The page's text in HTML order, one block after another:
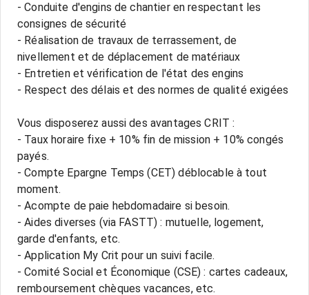
- Conduite d'engins de chantier en respectant les
consignes de sécurité
- Réalisation de travaux de terrassement, de
nivellement et de déplacement de matériaux
- Entretien et vérification de l'état des engins
- Respect des délais et des normes de qualité exigées
Vous disposerez aussi des avantages CRIT :
- Taux horaire fixe + 10% fin de mission + 10% congés
payés.
- Compte Epargne Temps (CET) déblocable à tout
moment.
- Acompte de paie hebdomadaire si besoin.
- Aides diverses (via FASTT) : mutuelle, logement,
garde d'enfants, etc.
- Application My Crit pour un suivi facile.
- Comité Social et Économique (CSE) : cartes cadeaux,